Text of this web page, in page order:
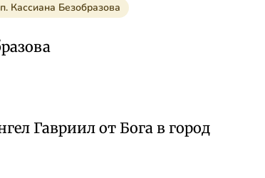
Кассиана Безобразова
Гавриил от Бога в город